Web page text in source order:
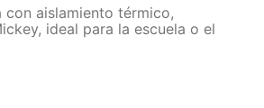
con aislamiento térmico,
ideal para la escuela o el